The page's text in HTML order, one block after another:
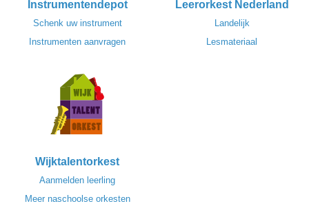
Instrumentendepot
Schenk uw instrument
Instrumenten aanvragen
Leerorkest Nederland
Landelijk
Lesmateriaal
Wijktalentorkest
Aanmelden leerling
Meer naschoolse orkesten